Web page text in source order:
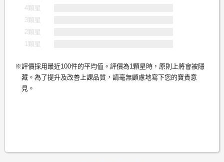
4顆星
3顆星
2顆星
1顆星
評價採用最近100件的平均值。評價為1顆星時，原則上將會被隱
藏。為了提升及改善上課品質，請毫無顧慮地寫下您的寶貴意
見。